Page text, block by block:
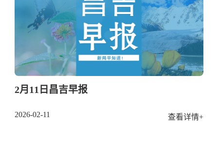
2月11日昌吉早报
2026-02-11 查看详情+